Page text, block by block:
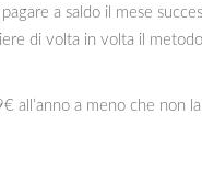
a saldo il mese
di volta in volta il
all’anno a meno che